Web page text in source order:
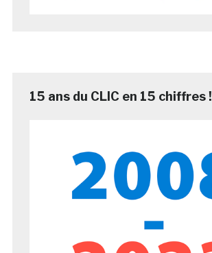
15 ans du CLIC en 15 chiffres !